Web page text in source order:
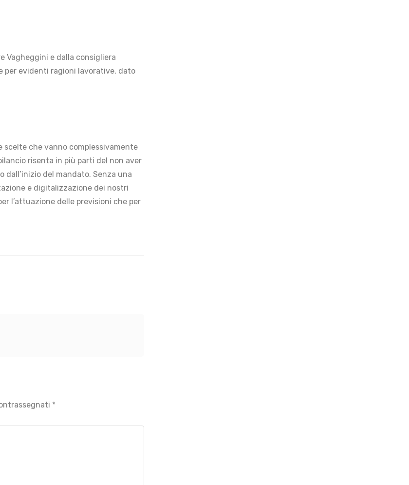
Vagheggini e dalla consigliera
per evidenti ragioni lavorative, dato
scelte che vanno complessivamente
risenta in più parti del non aver
del mandato. Senza una
e digitalizzazione dei nostri
l’attuazione delle previsioni che per
*